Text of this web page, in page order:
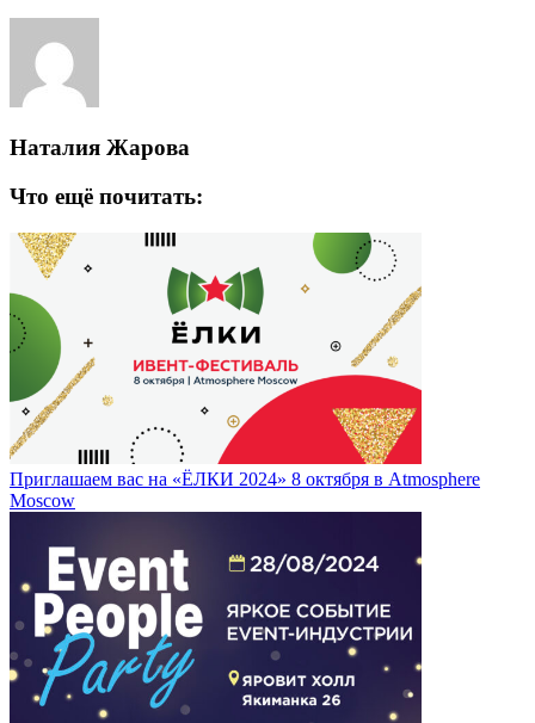
Наталия Жарова
Что ещё почитать:
Приглашаем вас на «ЁЛКИ 2024» 8 октября в Atmosphere
Moscow